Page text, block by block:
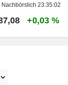
Nachbörslich 23:35:02
+0,03 %